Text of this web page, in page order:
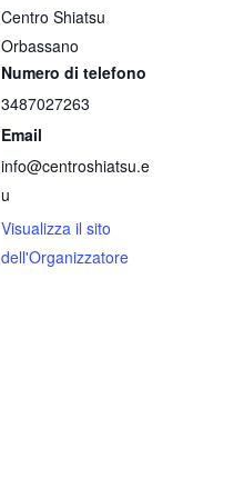
Centro Shiatsu
Orbassano
Numero di telefono
3487027263
Email
info@centroshiatsu.e
u
Visualizza il sito
dell'Organizzatore